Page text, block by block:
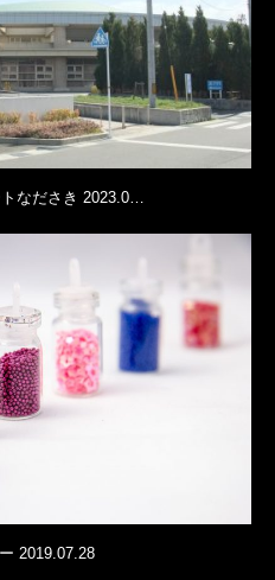
なださき 2023.0…
2019.07.28